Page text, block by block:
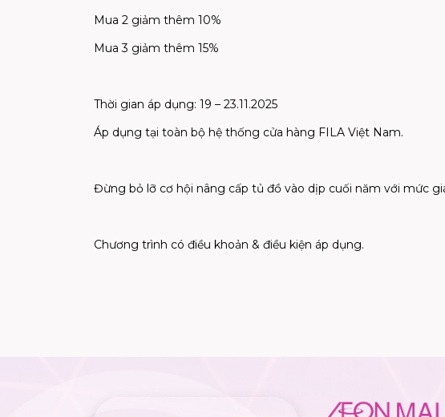
Mua 2 giảm thêm 10%
Mua 3 giảm thêm 15%
Thời gian áp dụng: 19 – 23.11.2025
Áp dụng tại toàn bộ hệ thống cửa hàng FILA Việt Nam.
Đừng bỏ lỡ cơ hội nâng cấp tủ đồ vào dịp cuối năm với mức
Chương trình có điều khoản & điều kiện áp dụng.